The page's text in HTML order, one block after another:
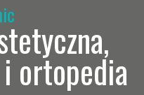
ortopedia